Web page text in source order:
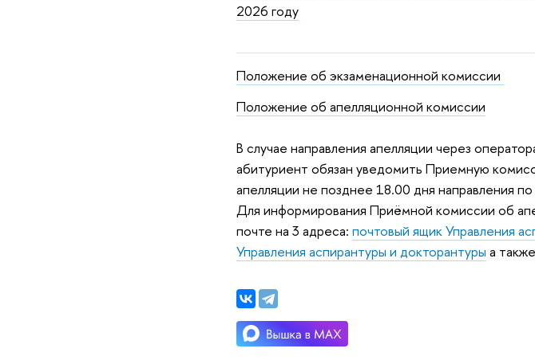
2026 году
Положение об экзаменационной комиссии
Положение об апелляционной комиссии
В случае направления апелляции через
абитуриент обязан уведомить Приемную
апелляции не позднее 18.00 дня направления
Для информирования Приёмной комиссии об
почте на 3 адреса: почтовый ящик Управления
Управления аспирантуры и докторантуры а также